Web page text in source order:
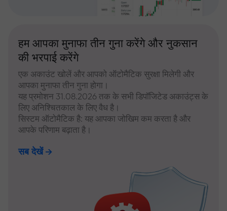
हम आपका मुनाफा तीन गुना करेंगे और नुकसान
की भरपाई करेंगे
एक अकाउंट खोलें और आपको ऑटोमैटिक सुरक्षा मिलेगी और
आपका मुनाफा तीन गुना होगा।
यह प्रमोशन 31.08.2026 तक के सभी डिपॉजिटेड अकाउंट्स के
लिए अनिश्चितकाल के लिए वैध है।
सिस्टम ऑटोमैटिक है: यह आपका जोखिम कम करता है और
आपके परिणाम बढ़ाता है।
सब देखें